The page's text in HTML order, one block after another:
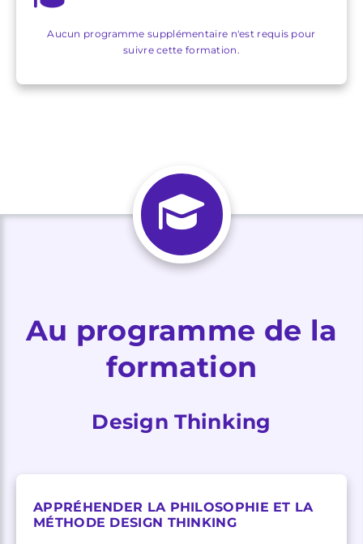
Aucun programme supplémentaire n'est requis pour
suivre cette formation.
Au programme de la
formation
Design Thinking
APPRÉHENDER LA PHILOSOPHIE ET LA
MÉTHODE DESIGN THINKING